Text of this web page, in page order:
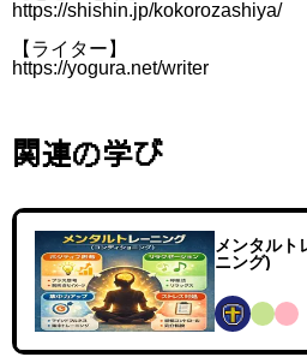
https://shishin.jp/kokorozashiya/
【ライター】
https://yogura.net/writer
関連の学び
メンタルト
ニング)